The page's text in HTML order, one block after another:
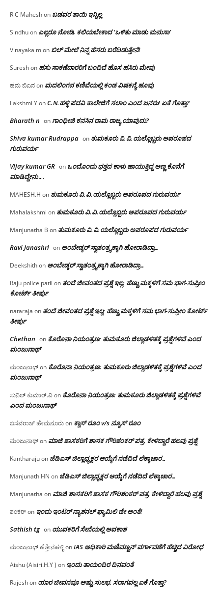
R C Maheshon ಬಡವರ ತಾಯಿ ಇನ್ನಿಲ್ಲ
Sindhuon ಎಲ್ಲರೂ ನೋಡಿ, ಕಲಿಯಬೇಕಾದ ‘ಒಳಿತು ಮಾಡು ಮನುಸಾ’
Vinayaka mon ಬಿಲ್ ಮೇಲೆ ನಿನ್ನ ಹೆಸರು ಬರೆದಿಡುತ್ತೇನೆ!
Sureshon ಹಸು ಸಾಕಣೆದಾರರಿಗೆ ಬಂದಿದೆ ಹೊಸ ಹಸಿರು ಮೇವು
ಹನು ಬಿಎನon ಮದಲಿಂಗನ ಕಣಿವೆಯಲ್ಲಿ ಕಂಡ ವಿಷಕನ್ಯೆ ಹೂವು
Lakshmi YonC.N.ಹಳ್ಳಿ ಪದವಿ ಕಾಲೇಜಿಗೆ ಸಲಾಂ‌ ಎಂದ ಜನರು! ಏಕೆ ಗೊತ್ತಾ?
Bharath n onಗಾಂಧೀಜಿ ಕನಸಿನ ರಾಮ ರಾಜ್ಯ ಯಾವುದು?
Shiva kumar Rudrappa on ತುಮಕೂರು‌ ವಿ.ವಿ.ಯಲ್ಲೊಬ್ಬರು ಅಪರೂಪದ
ಗುರುವರ್ಯ
Vijay kumar GR on ಒಂದೊಂದು ಭತ್ತದ ಕಾಳು ಹಾಯುತ್ತಿದ್ದ ಅಣ್ಣ ಕೊನೆಗೆ
ಮಾಡಿದ್ದೇನು….
MAHESH.H on ತುಮಕೂರು‌ ವಿ.ವಿ.ಯಲ್ಲೊಬ್ಬರು ಅಪರೂಪದ ಗುರುವರ್ಯ
Mahalakshmi on ತುಮಕೂರು‌ ವಿ.ವಿ.ಯಲ್ಲೊಬ್ಬರು ಅಪರೂಪದ ಗುರುವರ್ಯ
Manjunatha B on ತುಮಕೂರು‌ ವಿ.ವಿ.ಯಲ್ಲೊಬ್ಬರು ಅಪರೂಪದ ಗುರುವರ್ಯ
Ravi Janashri on ಅಂಬೇಡ್ಕರ್ ಸ್ವಾತಂತ್ರ್ಯಕ್ಕಾಗಿ ಹೋರಾಡಿದ್ರಾ…
Deekshithon ಅಂಬೇಡ್ಕರ್ ಸ್ವಾತಂತ್ರ್ಯಕ್ಕಾಗಿ ಹೋರಾಡಿದ್ರಾ…
Raju police patil on ತಂದೆ ಜೀವಂತದ ಪ್ರಶ್ನೆ ಇಲ್ಲ: ಹೆಣ್ಣು ಮಕ್ಕಳಿಗೆ ಸಮ ಭಾಗ-ಸುಪ್ರೀಂ
ಕೋರ್ಟ್ ತೀರ್ಪು
nataraja on ತಂದೆ ಜೀವಂತದ ಪ್ರಶ್ನೆ ಇಲ್ಲ: ಹೆಣ್ಣು ಮಕ್ಕಳಿಗೆ ಸಮ ಭಾಗ-ಸುಪ್ರೀಂ ಕೋರ್ಟ್
ತೀರ್ಪು
Chethan on ಕೊರೊನಾ ನಿಯಂತ್ರಣ: ತುಮಕೂರು ಜಿಲ್ಲಾಡಳಿತಕ್ಕೆ ಪ್ರಶ್ನೆಗಳಿವೆ ಎಂದ
ಮಂಜು‌ನಾಥ್
ಮಂಜುನಾಥ್on ಕೊರೊನಾ ನಿಯಂತ್ರಣ: ತುಮಕೂರು ಜಿಲ್ಲಾಡಳಿತಕ್ಕೆ ಪ್ರಶ್ನೆಗಳಿವೆ ಎಂದ
ಮಂಜು‌ನಾಥ್
ಸುನಿಲ್ ಕುಮಾರ್.ವಿon ಕೊರೊನಾ ನಿಯಂತ್ರಣ: ತುಮಕೂರು ಜಿಲ್ಲಾಡಳಿತಕ್ಕೆ ಪ್ರಶ್ನೆಗಳಿವೆ
ಎಂದ ಮಂಜು‌ನಾಥ್
ಬಸವರಾಜ್ ಹೇಮನೂರುon ಕ್ಲಾಸ್ ರೂಂ v/s ನ್ಯೂಸ್ ರೂಂ
ಮಂಜುನಾಥ್on ಮಾಜಿ ಶಾಸಕರಿಗೆ ಶಾಸಕ ಗೌರಿಶಂಕರ್ ಪತ್ರ, ಕೇಳಿದ್ದಾರೆ ಹಲವು ಪ್ರಶ್ನೆ
Kantharajuon ಜೆಡಿಎಸ್ ಜಿಲ್ಲಾಧ್ಯಕ್ಷರ ಆಯ್ಕೆಗೆ ನಡೆದಿದೆ ಲೆಕ್ಕಾಚಾರ…
Manjunath HN on ಜೆಡಿಎಸ್ ಜಿಲ್ಲಾಧ್ಯಕ್ಷರ ಆಯ್ಕೆಗೆ ನಡೆದಿದೆ ಲೆಕ್ಕಾಚಾರ…
Manjunatha on ಮಾಜಿ ಶಾಸಕರಿಗೆ ಶಾಸಕ ಗೌರಿಶಂಕರ್ ಪತ್ರ, ಕೇಳಿದ್ದಾರೆ ಹಲವು ಪ್ರಶ್ನೆ
ಶಂಕರ್on ಇಂದು ಇಂಟರ್ ನ್ಯಾಶನಲ್ ಫ್ಯಾಮಿಲಿ ಡೇ ಅಂತೆ!
Sathish tg on ಯುವಕರಿಗೆ ಸೇನೆಯಲ್ಲಿ ಅವಕಾಶ
ಮಂಜುನಾಥ್ ಹೆತ್ತೇನಹಳ್ಳಿonIAS ಅಧಿಕಾರಿ ಮಣಿವಣ್ಣನ್ ವರ್ಗಾವಣೆಗೆ ಹೆಚ್ಚಿದ‌ ವಿರೋಧ
Aishu (Aisiri.H.Y ) on ಇಂದು ತಾಯಂದಿರ ದಿನವಂತೆ
Rajeshon ಯಾರ ಜೀವನವೂ ಅಷ್ಟು ಸುಲಭ, ಸರಾಗವಲ್ಲ ಏಕೆ ಗೊತ್ತಾ?